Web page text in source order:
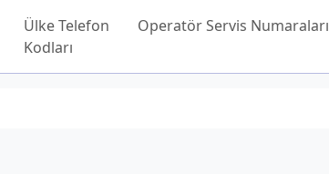
Ülke Telefon
Kodları
Operatör Servis Numaraları